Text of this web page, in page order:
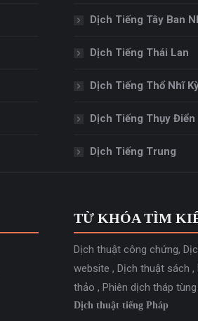
Dịch Tiếng Tây Ban
Dịch Tiếng Thái Lan
Dịch Tiếng Thổ Nhĩ
Dịch Tiếng Thụy Điển
Dịch Tiếng Trung
TỪ KHÓA TÌM
Dịch thuật công chứng,
website , Dịch thuật sách ,
thảo , Phiên dịch tháp tùng
Dịch thuật tiếng Pháp